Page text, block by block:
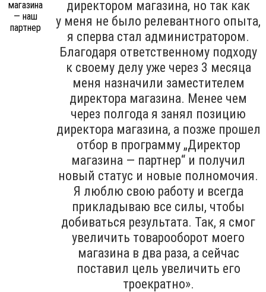
директором магазина, но так как
у меня не было релевантного опыта,
я сперва стал администратором.
Благодаря ответственному подходу
к своему делу уже через 3 месяца
меня назначили заместителем
директора магазина. Менее чем
через полгода я занял позицию
директора магазина, а позже прошел
отбор в программу „Директор
магазина — партнер“ и получил
новый статус и новые полномочия.
Я люблю свою работу и всегда
прикладываю все силы, чтобы
добиваться результата. Так, я смог
увеличить товарооборот моего
магазина в два раза, а сейчас
поставил цель увеличить его
троекратно».